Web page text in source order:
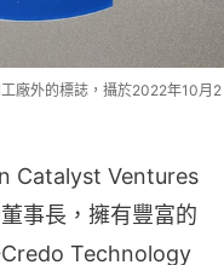
廠外的標誌，攝於2022年10月2
Catalyst Ventures
事長，擁有豐富的
Credo Technology